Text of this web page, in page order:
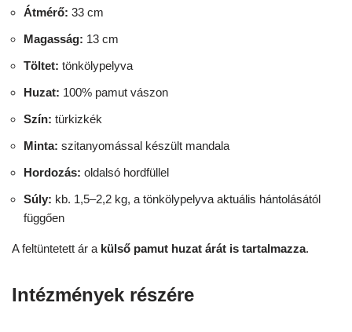
Átmérő: 33 cm
Magasság: 13 cm
Töltet: tönkölypelyva
Huzat: 100% pamut vászon
Szín: türkizkék
Minta: szitanyomással készült mandala
Hordozás: oldalsó hordfüllel
Súly: kb. 1,5–2,2 kg, a tönkölypelyva aktuális hántolásától
függően
A feltüntetett ár a külső pamut huzat árát is tartalmazza.
Intézmények részére